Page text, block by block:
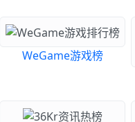
WeGame游戏榜